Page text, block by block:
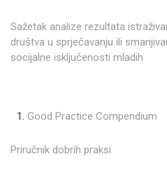
Sažetak analize rezultata
društva u sprječavanju ili
socijalne isključenosti mladih
Good Practice Compendium
Priručnik dobrih praksi